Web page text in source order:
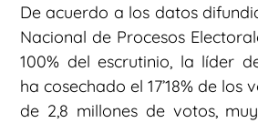
De acuerdo a los datos
Nacional de Procesos
100% del escrutinio, la líder
ha cosechado el 17’18% de los
de 2,8 millones de votos,